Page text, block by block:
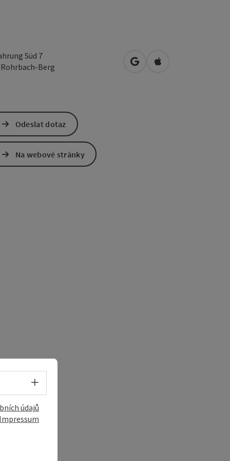
Süd 7
Rohrbach-Berg Otevřít v Mapách Google
Otevřít v Mapách
Odeslat dotaz
Na webové stránky
Volba jazyka - Otevřít menu
údajů
Impressum